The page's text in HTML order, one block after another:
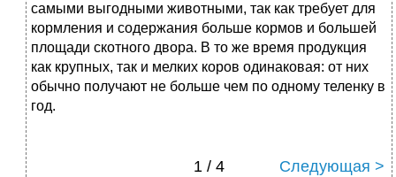
самыми выгодными животными, так как требует для
кормления и содержания больше кормов и большей
площади скотного двора. В то же время продукция
как крупных, так и мелких коров одинаковая: от них
обычно получают не больше чем по одному теленку в
год.
1 / 4 Следующая >